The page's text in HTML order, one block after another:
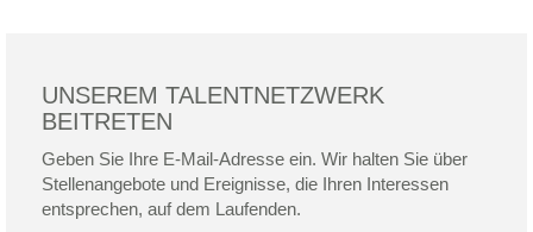
UNSEREM TALENTNETZWERK
BEITRETEN
Geben Sie Ihre E-Mail-Adresse ein. Wir halten Sie über
Stellenangebote und Ereignisse, die Ihren Interessen
entsprechen, auf dem Laufenden.